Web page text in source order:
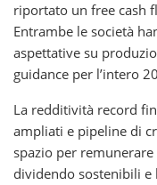
riportato un free cash
Entrambe le società
aspettative su
guidance per l’intero
La redditività record
ampliati e pipeline di
spazio per
dividendo sostenibili e